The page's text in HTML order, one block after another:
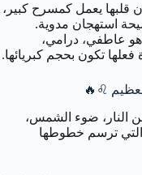
قلبها يعمل كمسرح كبير،
استهجان مدوية.
هو عاطفي، درامي،
تكون بحجم كبريائها.
♌️🔥
النار، ضوء الشمس،
التي ترسم خطوطها